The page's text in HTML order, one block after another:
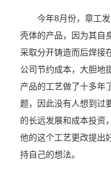
今年8月份，章工发
壳体的产品，因为其自
采取分开铸造而后焊接
公司节约成本，大胆地
产品的工艺做了十多年
题，因此没有人想到过
的长远发展和成本投资
他的这个工艺更改提出
持自己的想法。